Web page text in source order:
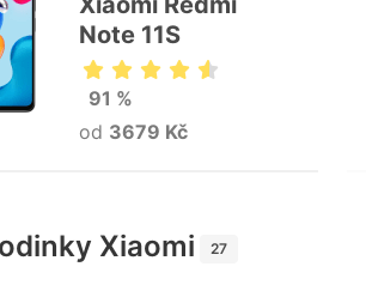
Note 11S
91 %
od 3679 Kč
Xiaomi 27